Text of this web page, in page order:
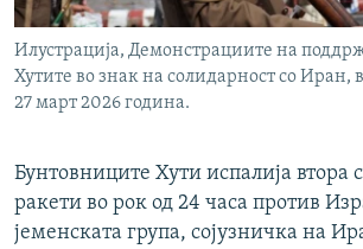
Илустрација, Демонстрациите на
Хутите во знак на солидарност со Иран,
27 март 2026 година.
Бунтовниците Хути испалија втора
ракети во рок од 24 часа против
јеменската група, сојузничка на